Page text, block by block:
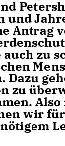
und
Antrag
zu
Dazu
zu
wir